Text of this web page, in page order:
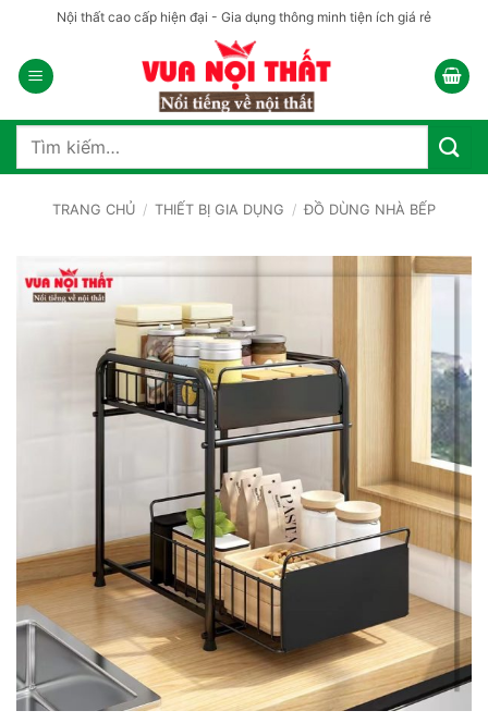
nội
dung
Nội thất cao cấp hiện đại - Gia dụng thông minh tiện ích giá rẻ
Tìm
TRANG CHỦ / THIẾT BỊ GIA DỤNG / ĐỒ DÙNG NHÀ BẾP